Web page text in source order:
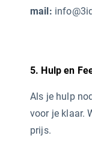
mail:
5. Hulp en
Als je hulp
voor je klaar.
prijs.